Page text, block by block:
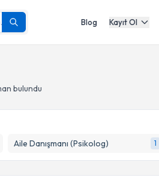
Blog Kayıt Ol
bulundu
Aile Danışmanı (Psikolog) 1